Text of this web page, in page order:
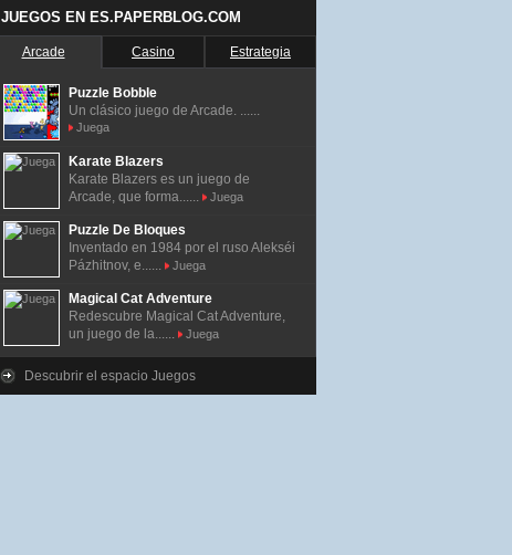
JUEGOS EN ES.PAPERBLOG.COM
Arcade Casino Estrategia
Puzzle Bobble
Un clásico juego de Arcade. ......
Juega
Karate Blazers
Karate Blazers es un juego de
Arcade, que forma......
Juega
Puzzle De Bloques
Inventado en 1984 por el ruso Alekséi
Pázhitnov, e......
Juega
Magical Cat Adventure
Redescubre Magical Cat Adventure,
un juego de la......
Juega
Descubrir el espacio Juegos